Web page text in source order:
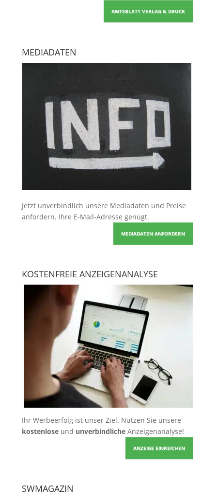
AMTSBLATT VERLAG & DRUCK
MEDIADATEN
Jetzt unverbindlich unsere Mediadaten und Preise
anfordern. Ihre E-Mail-Adresse genügt.
MEDIADATEN ANFORDERN
KOSTENFREIE ANZEIGENANALYSE
Ihr Werbeerfolg ist unser Ziel. Nutzen Sie unsere
kostenloseund unverbindlicheAnzeigenanalyse!
ANZEIGE EINREICHEN
SWMAGAZIN